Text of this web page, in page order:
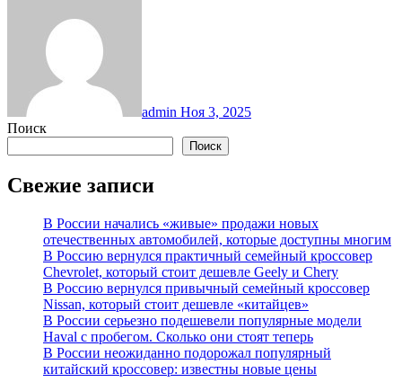
admin Ноя 3, 2025
Поиск
Поиск
Свежие записи
В России начались «живые» продажи новых
отечественных автомобилей, которые доступны многим
В Россию вернулся практичный семейный кроссовер
Chevrolet, который стоит дешевле Geely и Chery
В Россию вернулся привычный семейный кроссовер
Nissan, который стоит дешевле «китайцев»
В России серьезно подешевели популярные модели
Haval с пробегом. Сколько они стоят теперь
В России неожиданно подорожал популярный
китайский кроссовер: известны новые цены